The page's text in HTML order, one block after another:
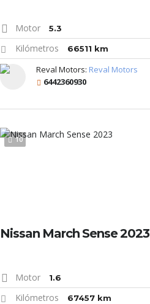
Motor 5.3
Kilómetros 66511 km
Reval Motors: Reval Motors
6442360930
10
Nissan March Sense 2023
Motor 1.6
Kilómetros 67457 km